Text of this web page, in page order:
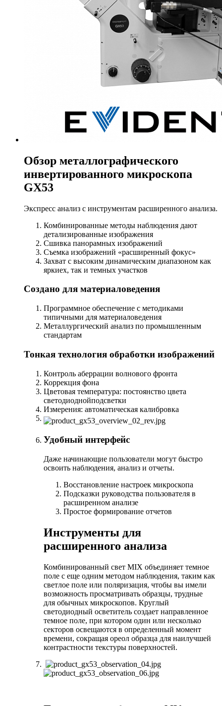
Обзор металлографического
инвертированного микроскопа
GX53
Экспресс анализ с инструментам расширенного анализа.
Комбинированные методы наблюдения дают
детализированные изображения
Сшивка панорамных изображений
Съемка изображений «расширенный фокус»
Захват с высоким динамическим диапазоном как
яркиех, так и темных участков
Создано для материаловедения
Программное обеспечение с методиками
типичными для материаловедения
Металлургический анализ по промышленным
стандартам
Тонкая технология обработки изображений
Контроль аберрации волнового фронта
Коррекция фона
Цветовая температура: постоянство цвета
светодиоднойподсветки
Измерения: автоматическая калибровка
Удобный интерфейс
Даже начинающие пользователи могут быстро
освоить наблюдения, анализ и отчеты.
Восстановление настроек микроскопа
Подсказки руководства пользователя в
расширенном анализе
Простое формирование отчетов
Инструменты для
расширенного анализа
Комбинированный свет MIX объединяет темное
поле с еще одним методом наблюдения, таким как
светлое поле или поляризация, чтобы вы имели
возможность просматривать образцы, трудные
для обычных микроскопов. Круглый
светодиодный осветитель создает направленное
темное поле, при котором один или несколько
секторов освещаются в определенный момент
времени, сокращая ореол образца для наилучшей
контрастности текстуры поверхностей.